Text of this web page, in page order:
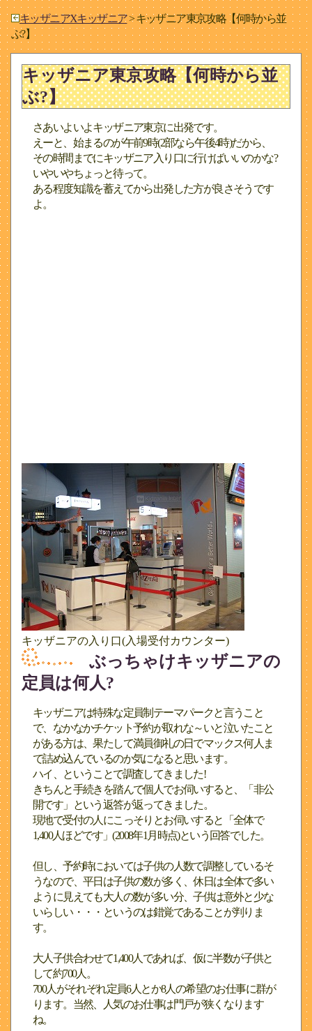
キッザニアXキッザニア> キッザニア東京攻略【何時から並
ぶ?】
キッザニア東京攻略【何時から並
ぶ?】
さあいよいよキッザニア東京に出発です。
えーと、始まるのが午前9時(2部なら午後4時)だから、
その時間までにキッザニア入り口に行けばいいのかな?
いやいやちょっと待って。
ある程度知識を蓄えてから出発した方が良さそうです
よ。
キッザニアの入り口(入場受付カウンター)
ぶっちゃけキッザニアの
定員は何人?
キッザニアは特殊な定員制テーマパークと言うこと
で、なかなかチケット予約が取れな～いと泣いたこと
がある方は、果たして満員御礼の日でマックス何人ま
で詰め込んでいるのか気になると思います。
ハイ、ということで調査してきました!
きちんと手続きを踏んで個人でお伺いすると、「非公
開です」という返答が返ってきました。
現地で受付の人にこっそりとお伺いすると「全体で
1,400人ほどです」(2008年1月時点)という回答でした。
但し、予約時においては子供の人数で調整しているそ
うなので、平日は子供の数が多く、休日は全体で多い
ように見えても大人の数が多い分、子供は意外と少な
いらしい・・・というのは錯覚であることが判りま
す。
大人子供合わせて1,400人であれば、仮に半数が子供と
して約700人。
700人がそれぞれ定員6人とか8人の希望のお仕事に群が
ります。当然、人気のお仕事は門戸が狭くなります
ね。